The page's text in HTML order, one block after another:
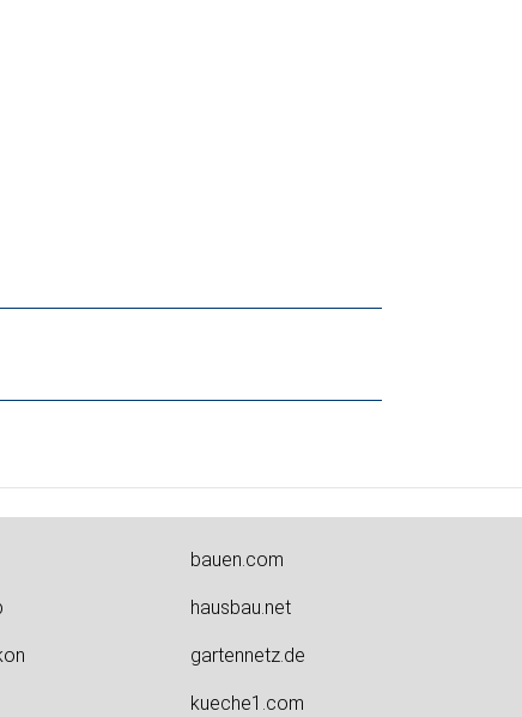
bauen.com
hausbau.net
gartennetz.de
kueche1.com